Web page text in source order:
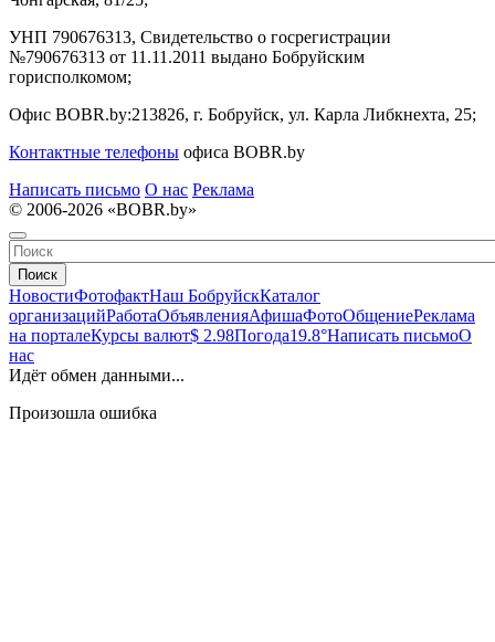
УНП 790676313, Свидетельство о госрегистрации
№790676313 от 11.11.2011 выдано Бобруйским
горисполкомом;
Офис BOBR.by:213826, г. Бобруйск, ул. Карла Либкнехта, 25;
Контактные телефоны офиса BOBR.by
Написать письмо О нас Реклама
© 2006-2026 «BOBR.by»
Поиск
НовостиФотофактНаш БобруйскКаталог
организацийРаботаОбъявленияАфишаФотоОбщениеРеклама
на порталеКурсы валют$ 2.98Погода19.8°Написать письмоО
нас
Идёт обмен данными...
Произошла ошибка